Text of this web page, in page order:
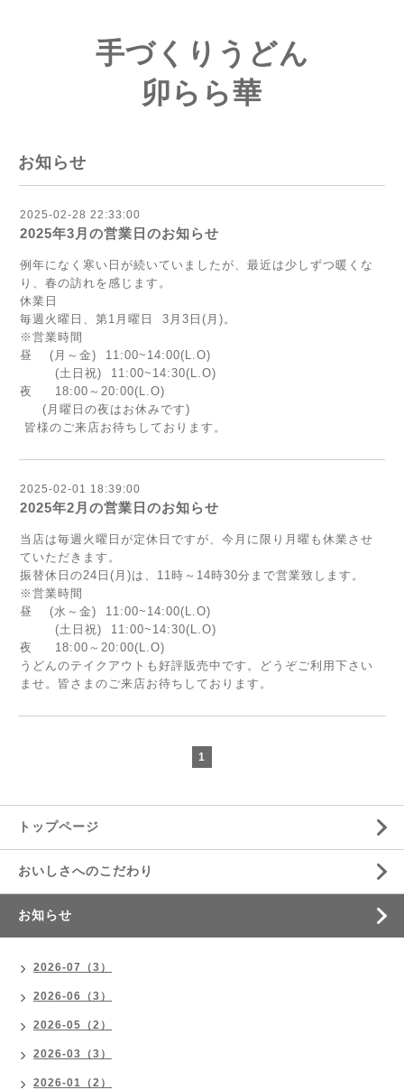
手づくりうどん
卯らら華
お知らせ
2025-02-28 22:33:00
2025年3月の営業日のお知らせ
例年になく寒い日が続いていましたが、最近は少しずつ暖くな
り、春の訪れを感じます。
休業日
毎週火曜日、第1月曜日 3月3日(月)。
※営業時間
昼 (月～金) 11:00~14:00(L.O)
(土日祝) 11:00~14:30(L.O)
夜 18:00～20:00(L.O)
(月曜日の夜はお休みです)
皆様のご来店お待ちしております。
2025-02-01 18:39:00
2025年2月の営業日のお知らせ
当店は毎週火曜日が定休日ですが、今月に限り月曜も休業させ
ていただきます。
振替休日の24日(月)は、11時～14時30分まで営業致します。
※営業時間
昼 (水～金) 11:00~14:00(L.O)
(土日祝) 11:00~14:30(L.O)
夜 18:00～20:00(L.O)
うどんのテイクアウトも好評販売中です。どうぞご利用下さい
ませ。皆さまのご来店お待ちしております。
1
トップページ
おいしさへのこだわり
お知らせ
2026-07（3）
2026-06（3）
2026-05（2）
2026-03（3）
2026-01（2）